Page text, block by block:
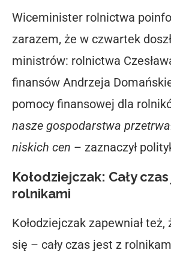
Wiceminister rolnictwa
zarazem, że w czwartek
ministrów: rolnictwa
finansów Andrzeja
pomocy finansowej dla
nasze gospodarstwa
niskich cen – zaznaczył
Kołodziejczak: Cały
rolnikami
Kołodziejczak zapewniał też,
się – cały czas jest z